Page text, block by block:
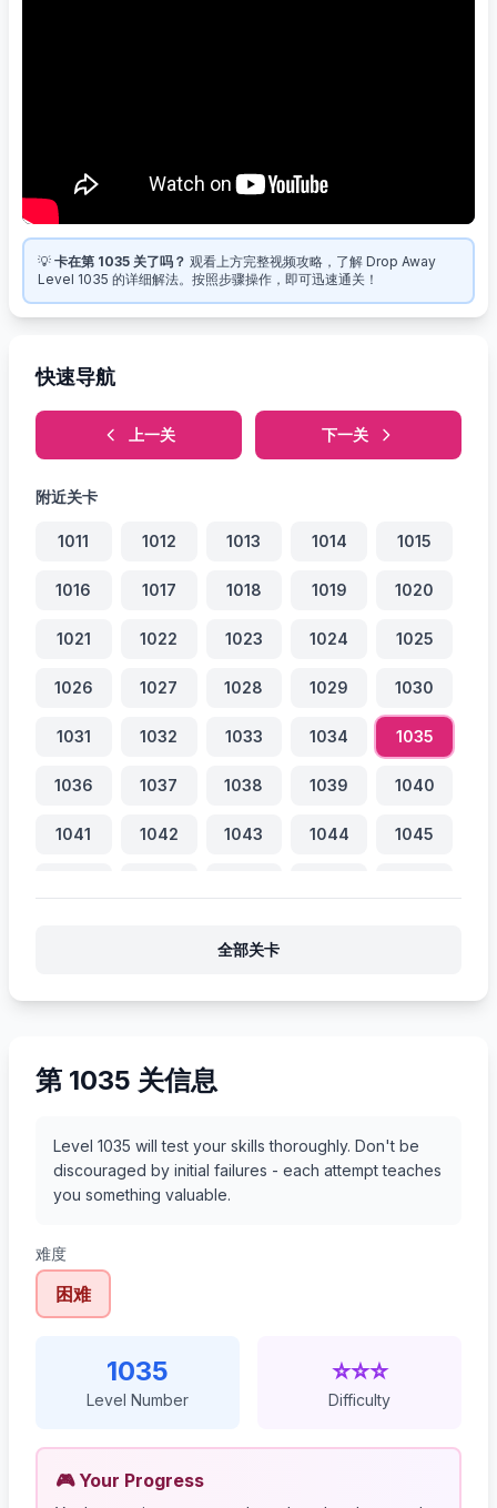
💡 卡在第 1035 关了吗？ 观看上方完整视频攻略，了解 Drop Away
Level 1035 的详细解法。按照步骤操作，即可迅速通关！
快速导航
上一关 下一关
附近关卡
1011 1012 1013 1014 1015
1016 1017 1018 1019 1020
1021 1022 1023 1024 1025
1026 1027 1028 1029 1030
1031 1032 1033 1034 1035
1036 1037 1038 1039 1040
1041 1042 1043 1044 1045
全部关卡
第 1035 关信息
Level 1035 will test your skills thoroughly. Don't be
discouraged by initial failures - each attempt teaches
you something valuable.
难度
困难
1035
Level Number
⭐⭐⭐
Difficulty
🎮 Your Progress